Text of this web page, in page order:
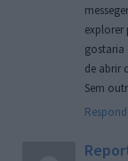
explorer
gostaria
de abrir
Sem